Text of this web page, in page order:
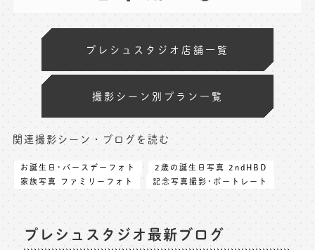
プレシュスタジオ店舗一覧
撮影シーン別プラン一覧
関連撮影シーン・ブログを読む
お誕生日･バースデーフォト
2歳の誕生日写真 2ndHBD
家族写真 ファミリーフォト
記念写真撮影･ポートレート
プレシュスタジオ最新ブログ